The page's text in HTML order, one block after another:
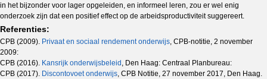
in het bijzonder voor lager opgeleiden, en informeel leren, zou er wel enig
onderzoek zijn dat een positief effect op de arbeidsproductiviteit suggereert.
Referenties:
CPB (2009). Privaat en sociaal rendement onderwijs , CPB-notitie, 2 november
2009:
CPB (2016). Kansrijk onderwijsbeleid , Den Haag: Centraal Planbureau:
CPB (2017). Discontovoet onderwijs , CPB Notitie, 27 november 2017, Den Haag.